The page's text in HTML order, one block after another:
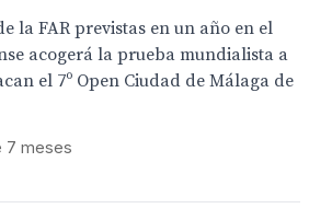
la FAR previstas en un año en el
acogerá la prueba mundialista a
el 7º Open Ciudad de Málaga de
7 meses